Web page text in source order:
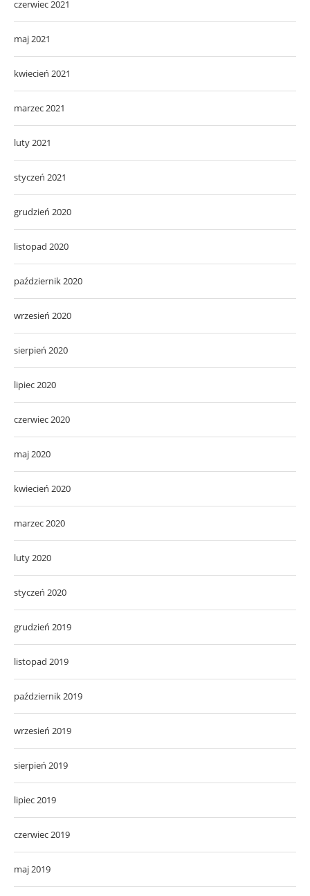
czerwiec 2021
maj 2021
kwiecień 2021
marzec 2021
luty 2021
styczeń 2021
grudzień 2020
listopad 2020
październik 2020
wrzesień 2020
sierpień 2020
lipiec 2020
czerwiec 2020
maj 2020
kwiecień 2020
marzec 2020
luty 2020
styczeń 2020
grudzień 2019
listopad 2019
październik 2019
wrzesień 2019
sierpień 2019
lipiec 2019
czerwiec 2019
maj 2019